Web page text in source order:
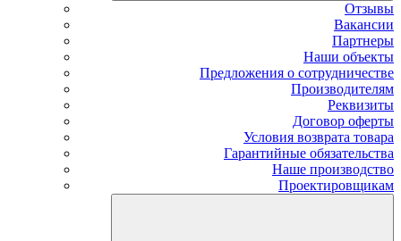
Отзывы
Вакансии
Партнеры
Наши объекты
Предложения о сотрудничестве
Производителям
Реквизиты
Договор оферты
Условия возврата товара
Гарантийные обязательства
Наше производство
Проектировщикам